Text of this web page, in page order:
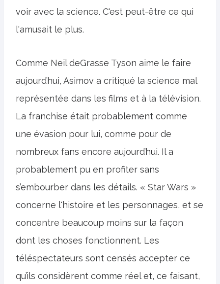
voir avec la science. C'est peut-être ce qui
l'amusait le plus.
Comme Neil deGrasse Tyson aime le faire
aujourd’hui, Asimov a critiqué la science mal
représentée dans les films et à la télévision.
La franchise était probablement comme
une évasion pour lui, comme pour de
nombreux fans encore aujourd’hui. Il a
probablement pu en profiter sans
s’embourber dans les détails. « Star Wars »
concerne l'histoire et les personnages, et se
concentre beaucoup moins sur la façon
dont les choses fonctionnent. Les
téléspectateurs sont censés accepter ce
qu’ils considèrent comme réel et, ce faisant,